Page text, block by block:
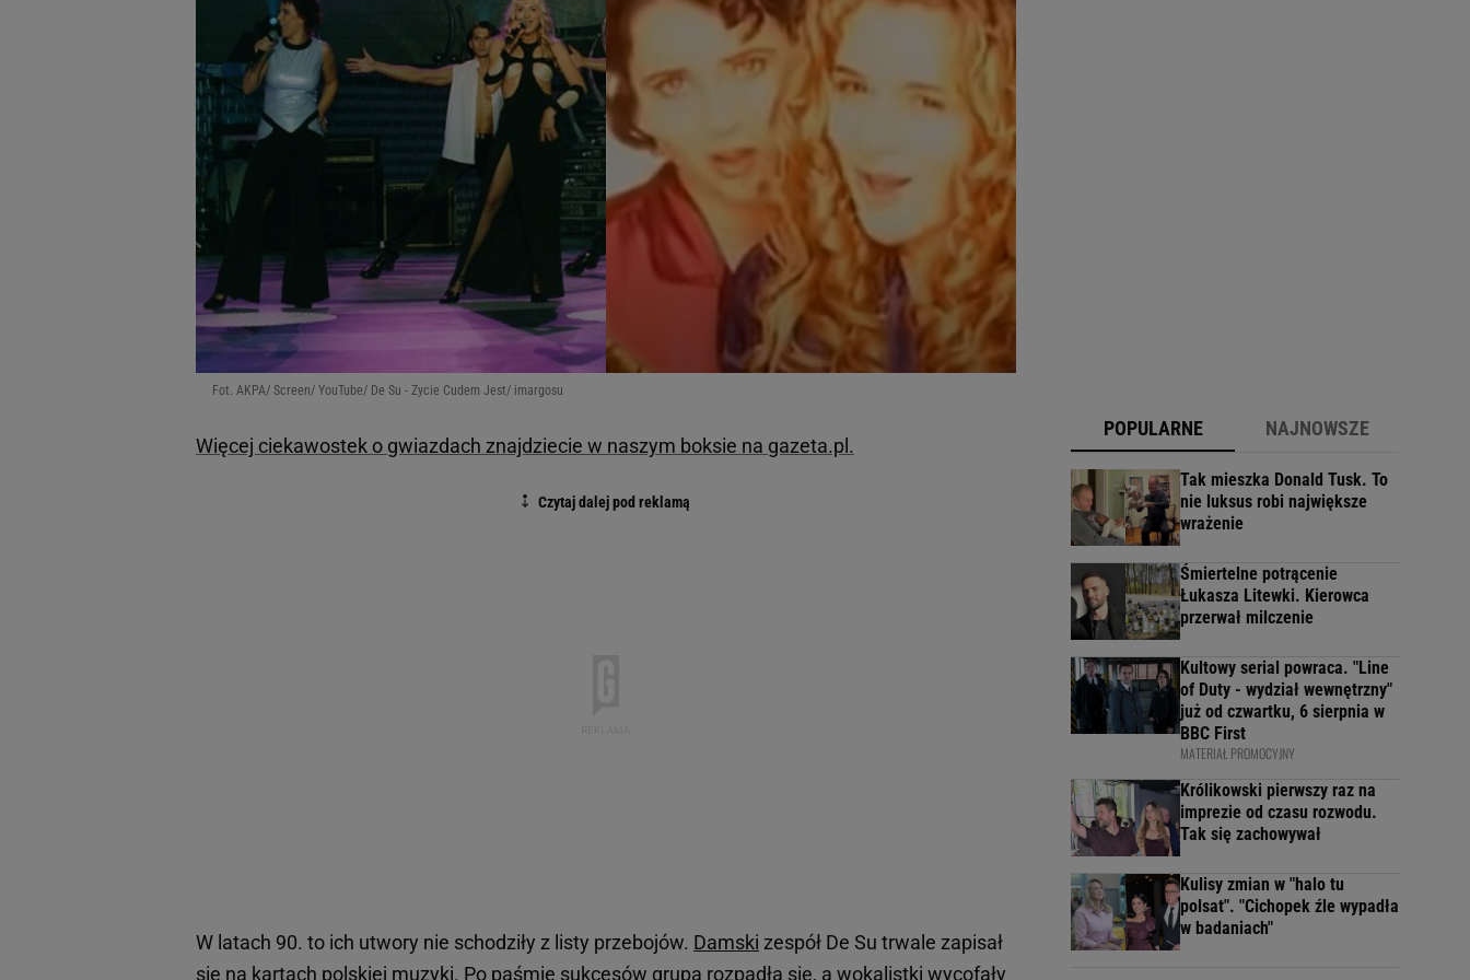
Fot. AKPA/ Screen/ YouTube/ De Su - Zycie Cudem Jest/ imargosu
Więcej ciekawostek o gwiazdach znajdziecie w naszym boksie na gazeta.pl.
W latach 90. to ich utwory nie schodziły z listy przebojów. Damski zespół De Su trwale zapisał
się na kartach polskiej muzyki. Po paśmie sukcesów grupa rozpadła się, a wokalistki wycofały
POPULARNE NAJNOWSZE
Tak mieszka Donald Tusk. To
nie luksus robi największe
wrażenie
Śmiertelne potrącenie
Łukasza Litewki. Kierowca
przerwał milczenie
Kultowy serial powraca. "Line
of Duty - wydział wewnętrzny"
już od czwartku, 6 sierpnia w
BBC First
MATERIAŁ PROMOCYJNY
Królikowski pierwszy raz na
imprezie od czasu rozwodu.
Tak się zachowywał
Kulisy zmian w "halo tu
polsat". "Cichopek źle wypadła
w badaniach"